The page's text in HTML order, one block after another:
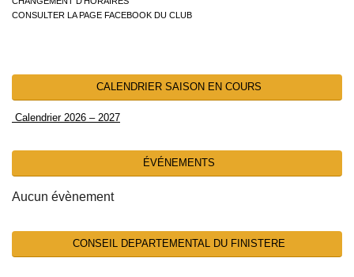
CONSULTER LA PAGE FACEBOOK DU CLUB
CALENDRIER SAISON EN COURS
Calendrier 2026 – 2027
ÉVÉNEMENTS
Aucun évènement
CONSEIL DEPARTEMENTAL DU FINISTERE